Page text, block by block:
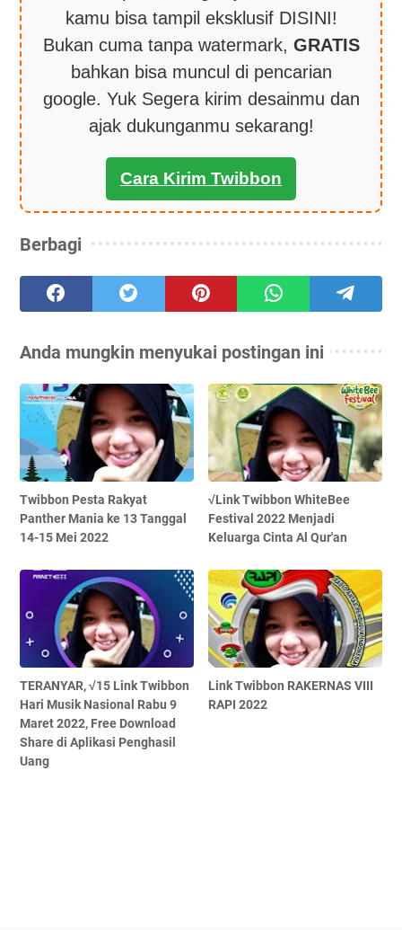
kamu bisa tampil eksklusif DISINI!
Bukan cuma tanpa watermark, GRATIS
bahkan bisa muncul di pencarian
google. Yuk Segera kirim desainmu dan
ajak dukunganmu sekarang!
Cara Kirim Twibbon
Berbagi
Anda mungkin menyukai postingan ini
Twibbon Pesta Rakyat
Panther Mania ke 13 Tanggal
14-15 Mei 2022
√Link Twibbon WhiteBee
Festival 2022 Menjadi
Keluarga Cinta Al Qur'an
TERANYAR, √15 Link Twibbon
Hari Musik Nasional Rabu 9
Maret 2022, Free Download
Share di Aplikasi Penghasil
Uang
Link Twibbon RAKERNAS VIII
RAPI 2022